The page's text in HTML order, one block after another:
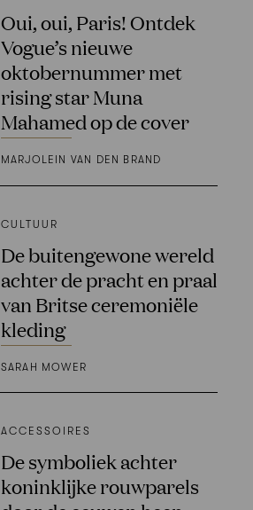
Oui, oui, Paris! Ontdek
Vogue’s nieuwe
oktobernummer met
rising star Muna
Mahamed op de cover
MARJOLEIN VAN DEN BRAND
CULTUUR
De buitengewone wereld
achter de pracht en praal
van Britse ceremoniële
kleding
SARAH MOWER
ACCESSOIRES
De symboliek achter
koninklijke rouwparels